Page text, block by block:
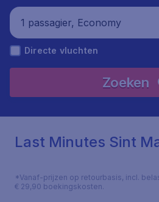
1 passagier, Economy
Directe vluchten
Zoeken
Last Minutes Sint
*Vanaf-prijzen op retourbasis, incl.
€ 29,90 boekingskosten.